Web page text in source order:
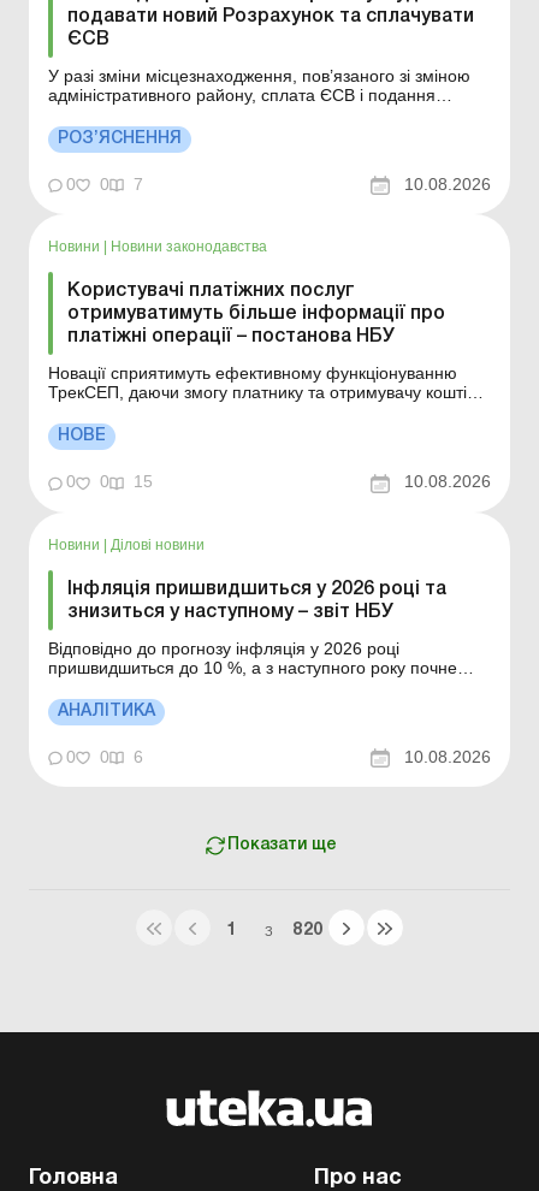
подавати новий Розрахунок та сплачувати
ЄСВ
У разі зміни місцезнаходження, пов’язаного зі зміною
адміністративного району, сплата ЄСВ і подання
див. нижче. Більше за темою: Квартальна форма
Податкового розрахунку для ФОП Податковий
розрахунок за оновленою формою юрособи вперше
под...
РОЗ’ЯСНЕННЯ
0 0 7 10.08.2026
Новини Новини законодавства
Користувачі платіжних послуг
отримуватимуть більше інформації про
платіжні операції – постанова НБУ
Новації сприятимуть ефективному функціонуванню
ТрекСЕП, даючи змогу платнику та отримувачу коштів
виконання платіжної операції. Більше за темою: Зміни
у порядку проведення платіжних операцій надавачами
платіжних послуг, зокрема Nova Pay Розрахунки ...
НОВЕ
0 0 15 10.08.2026
Новини | Ділові новини
Інфляція пришвидшиться у 2026 році та
знизиться у наступному – звіт НБУ
Відповідно до прогнозу інфляція у 2026 році
пришвидшиться до 10 %, а з наступного року почне
2028 році. Економіка цього року зросте на 1,8 %, а у
2027–2028 роках – на близько 3 % на рік. Детальніше
АНАЛІТИКА
0 0 6 10.08.2026
Показати ще
1 З 820
Головна Про нас